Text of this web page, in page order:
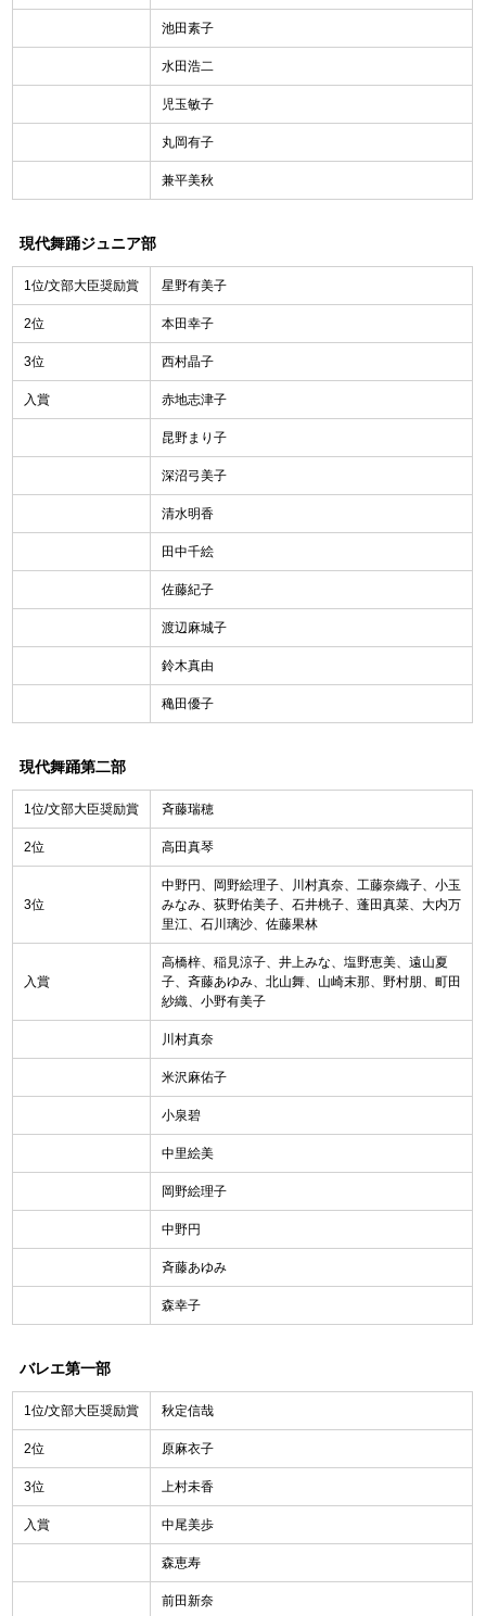
池田素子
水田浩二
児玉敏子
丸岡有子
兼平美秋
現代舞踊ジュニア部
1位/文部大臣奨励賞 星野有美子
2位 本田幸子
3位 西村晶子
入賞 赤地志津子
昆野まり子
深沼弓美子
清水明香
田中千絵
佐藤紀子
渡辺麻城子
鈴木真由
穐田優子
現代舞踊第二部
1位/文部大臣奨励賞 斉藤瑞穂
2位 高田真琴
3位
中野円、岡野絵理子、川村真奈、工藤奈織子、小玉
みなみ、荻野佑美子、石井桃子、蓬田真菜、大内万
里江、石川璃沙、佐藤果林
入賞
高橋梓、稲見涼子、井上みな、塩野恵美、遠山夏
子、斉藤あゆみ、北山舞、山崎末那、野村朋、町田
紗織、小野有美子
川村真奈
米沢麻佑子
小泉碧
中里絵美
岡野絵理子
中野円
斉藤あゆみ
森幸子
バレエ第一部
1位/文部大臣奨励賞 秋定信哉
2位 原麻衣子
3位 上村未香
入賞 中尾美歩
森恵寿
前田新奈